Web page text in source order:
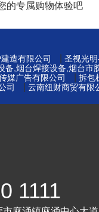
的专属购物体验吧
造有限公司 圣视光
备,烟台焊接设备,烟台市
媒广告有限公司
拆包
司 云南纽财商贸有限
1111